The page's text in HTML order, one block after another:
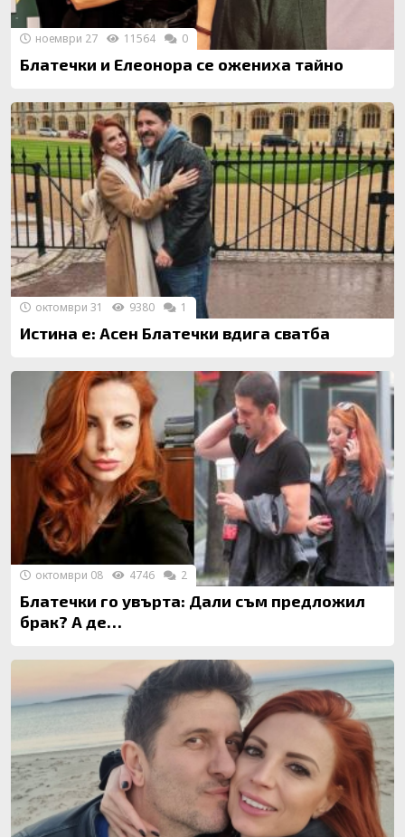
Блатечки и Елеонора се ожениха тайно
ноември 27 11564 0
Истина е: Асен Блатечки вдига сватба
октомври 31 9380 1
Блатечки го увърта: Дали съм предложил
брак? А де…
октомври 08 4746 2